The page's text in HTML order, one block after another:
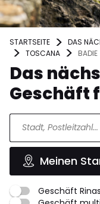
STARTSEITE DAS
TOSCANA
BADIE
Das
Geschäft
Meinen
Geschäft